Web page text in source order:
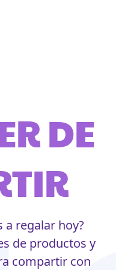
DE
a regalar hoy?
de productos y
compartir con